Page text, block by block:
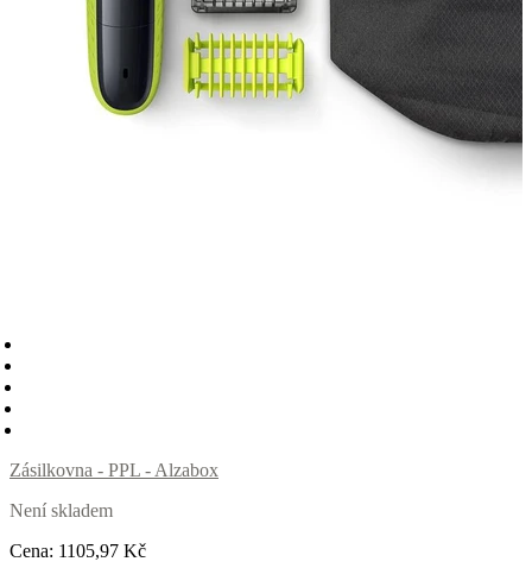
Zásilkovna - PPL - Alzabox
Není skladem
Cena: 1105,97 Kč